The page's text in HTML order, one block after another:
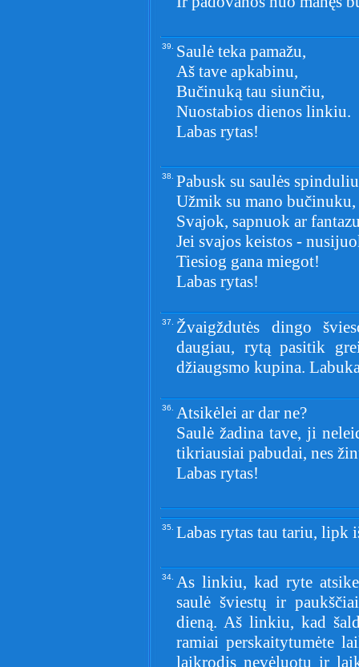
39. Saulė teka pamažu,
Aš tave apkabinu,
Bučinuką tau siunčiu,
Nuostabios dienos linkiu.
Labas rytas!
38. Pabusk su saulės
Užmik su mano bučinuku,
Svajok, sapnuok ar
Jei svajos keistos -
Tiesiog gana miegot!
Labas rytas!
37. Žvaigždutės dingo
daugiau, rytą pasitik
džiaugsmo kupina.
36. Atsikėlei ar dar ne?
Saulė žadina tave, ji
tikriausiai pabudai, nes
Labas rytas!
35. Labas rytas tau tariu, lipk
34. As linkiu, kad ryte
saulė šviestų ir
dieną. Aš linkiu, kad
ramiai perskaitytumėte
laikrodis nevėluotų ir